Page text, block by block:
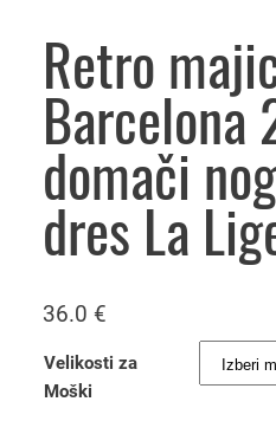
Retro
domači
dres La
36.0 €
Velikosti za
Moški